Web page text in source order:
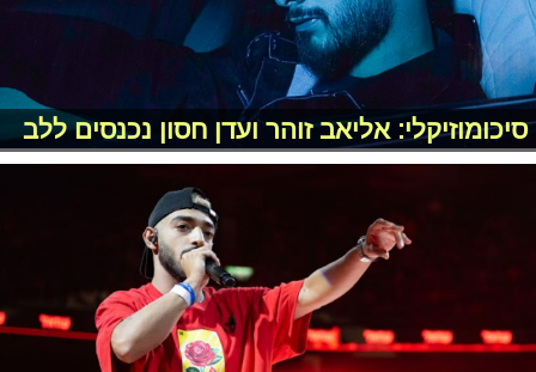
סיכומוזיקלי: אליאב זוהר ועדן חסון נכנסים ללב